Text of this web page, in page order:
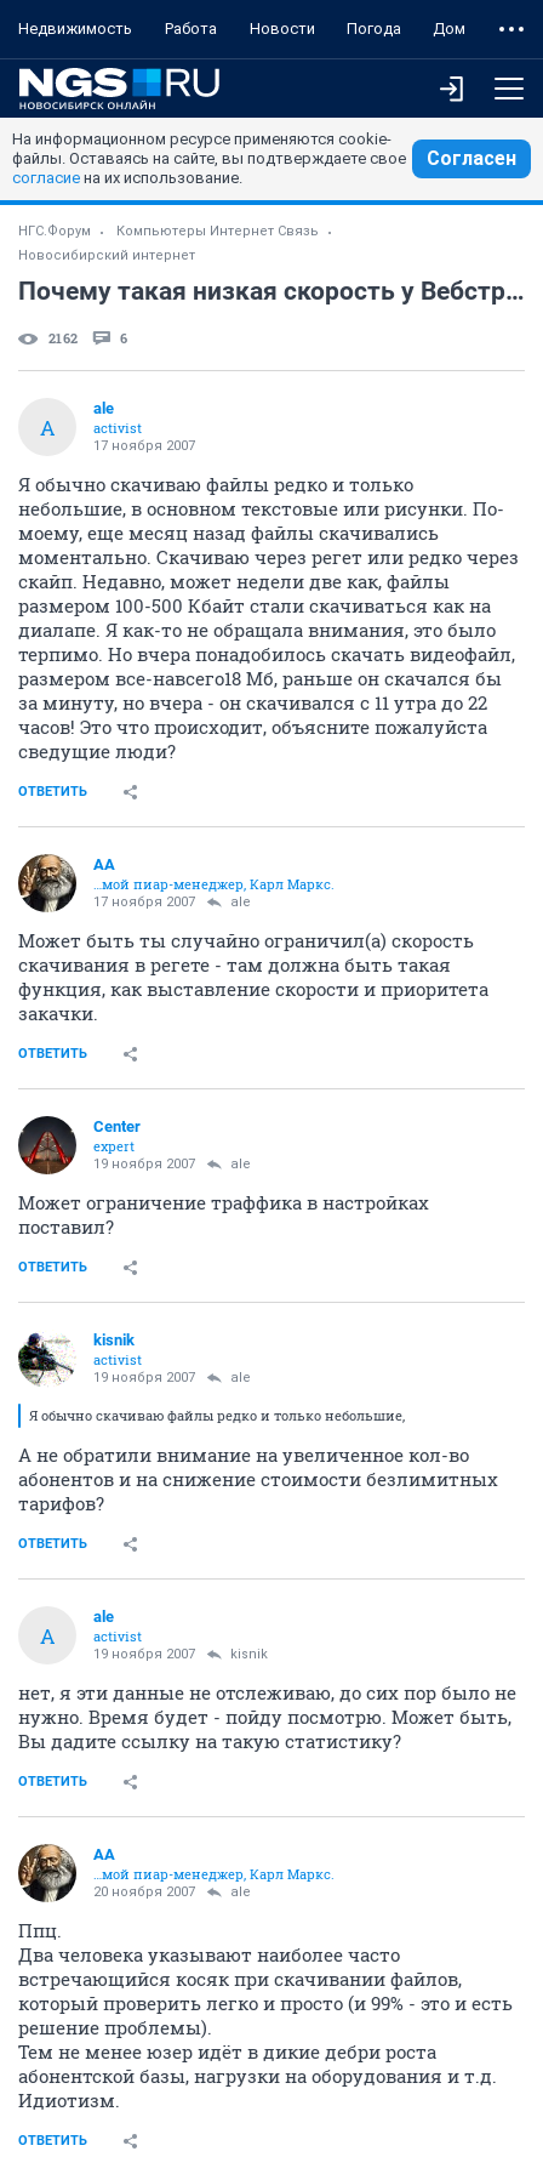
Недвижимость Работа Новости Погода Дом
На информационном ресурсе применяются cookie-
файлы. Оставаясь на сайте, вы подтверждаете свое
согласие на их использование.
Согласен
НГС.Форум
Компьютеры Интернет Связь
Новосибирский интернет
Почему такая низкая скорость у Вебстрим?
2162 6
A
ale
activist
17 ноября 2007
Я обычно скачиваю файлы редко и только
небольшие, в основном текстовые или рисунки. По-
моему, еще месяц назад файлы скачивались
моментально. Скачиваю через регет или редко через
скайп. Недавно, может недели две как, файлы
размером 100-500 Кбайт стали скачиваться как на
диалапе. Я как-то не обращала внимания, это было
терпимо. Но вчера понадобилось скачать видеофайл,
размером все-навсего18 Мб, раньше он скачался бы
за минуту, но вчера - он скачивался с 11 утра до 22
часов! Это что происходит, объясните пожалуйста
сведущие люди?
ОТВЕТИТЬ
AA
…мой пиар-менеджер, Карл Маркс.
17 ноября 2007 ale
Может быть ты случайно ограничил(а) скорость
скачивания в регете - там должна быть такая
функция, как выставление скорости и приоритета
закачки.
ОТВЕТИТЬ
Center
expert
19 ноября 2007 ale
Может ограничение траффика в настройках
поставил?
ОТВЕТИТЬ
kisnik
activist
19 ноября 2007 ale
Я обычно скачиваю файлы редко и только небольшие,
А не обратили внимание на увеличенное кол-во
абонентов и на снижение стоимости безлимитных
тарифов?
ОТВЕТИТЬ
A
ale
activist
19 ноября 2007 kisnik
нет, я эти данные не отслеживаю, до сих пор было не
нужно. Время будет - пойду посмотрю. Может быть,
Вы дадите ссылку на такую статистику?
ОТВЕТИТЬ
AA
…мой пиар-менеджер, Карл Маркс.
20 ноября 2007 ale
Ппц.
Два человека указывают наиболее часто
встречающийся косяк при скачивании файлов,
который проверить легко и просто (и 99% - это и есть
решение проблемы).
Тем не менее юзер идёт в дикие дебри роста
абонентской базы, нагрузки на оборудования и т.д.
Идиотизм.
ОТВЕТИТЬ